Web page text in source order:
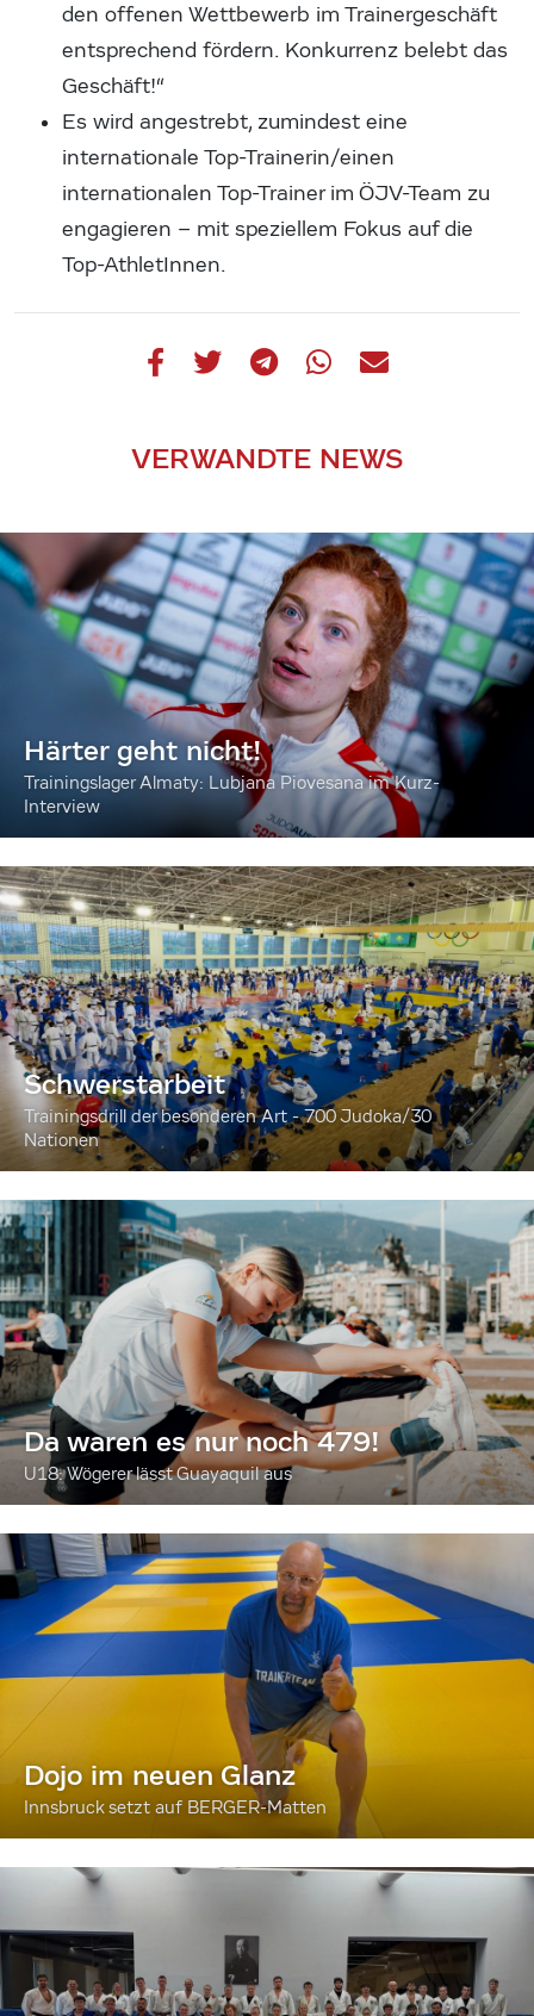
den offenen Wettbewerb im Trainergeschäft
entsprechend fördern. Konkurrenz belebt das
Geschäft!“
Es wird angestrebt, zumindest eine
internationale Top-Trainerin/einen
internationalen Top-Trainer im ÖJV-Team zu
engagieren – mit speziellem Fokus auf die
Top-AthletInnen.
VERWANDTE NEWS
Härter geht nicht!
Trainingslager Almaty: Lubjana Piovesana im Kurz-
Interview
Schwerstarbeit
Trainingsdrill der besonderen Art - 700 Judoka/30
Nationen
Da waren es nur noch 479!
U18: Wögerer lässt Guayaquil aus
Dojo im neuen Glanz
Innsbruck setzt auf BERGER-Matten